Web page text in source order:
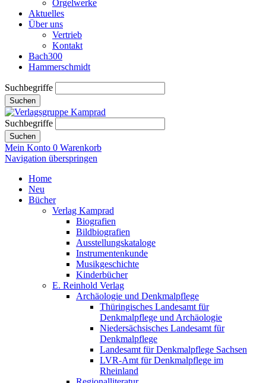
Orgelwerke
Aktuelles
Über uns
Vertrieb
Kontakt
Bach300
Hammerschmidt
Suchbegriffe
Suchen
Suchbegriffe
Suchen
Mein Konto 0 Warenkorb
Navigation überspringen
Home
Neu
Bücher
Verlag Kamprad
Biografien
Bildbiografien
Ausstellungskataloge
Instrumentenkunde
Musikgeschichte
Kinderbücher
E. Reinhold Verlag
Archäologie und Denkmalpflege
Thüringisches Landesamt für
Denkmalpflege und Archäologie
Niedersächsisches Landesamt für
Denkmalpflege
Landesamt für Denkmalpflege Sachsen
LVR-Amt für Denkmalpflege im
Rheinland